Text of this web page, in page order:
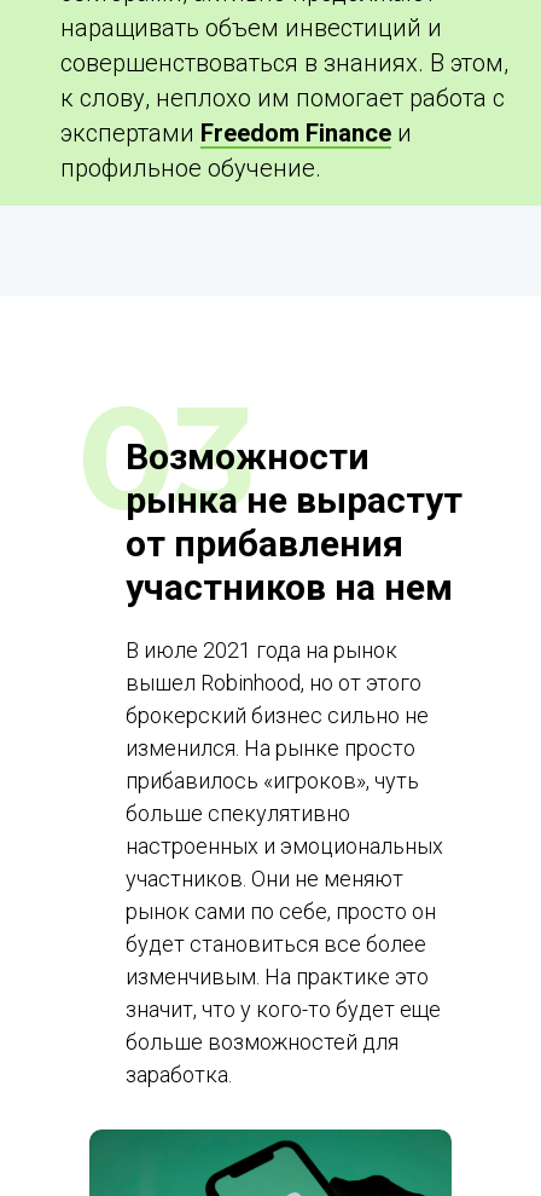
наращивать объем инвестиций и
совершенствоваться в знаниях. В этом,
к слову, неплохо им помогает работа с
экспертами Freedom Finance и
профильное обучение.
В июле 2021 года на рынок
вышел Robinhood, но от этого
брокерский бизнес сильно не
изменился. На рынке просто
прибавилось «игроков», чуть
больше спекулятивно
настроенных и эмоциональных
участников. Они не меняют
рынок сами по себе, просто он
будет становиться все более
изменчивым. На практике это
значит, что у кого-то будет еще
больше возможностей для
заработка.
03
Возможности
рынка не вырастут
от прибавления
участников на нем